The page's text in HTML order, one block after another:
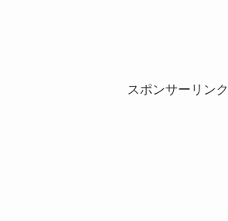
スポンサーリンク